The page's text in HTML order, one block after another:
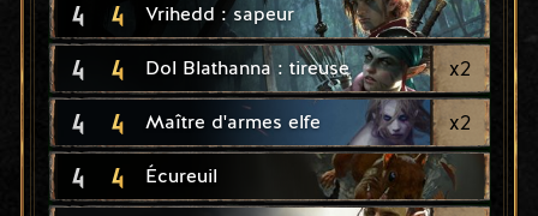
4 4 Vrihedd : sapeur
4 4 Dol Blathanna : tireuse x2
4 4 Maître d'armes elfe x2
4 4 Écureuil